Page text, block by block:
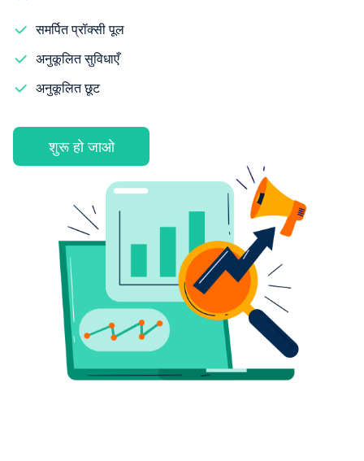
समर्पित प्रॉक्सी पूल
अनुकूलित सुविधाएँ
अनुकूलित छूट
शुरू हो जाओ